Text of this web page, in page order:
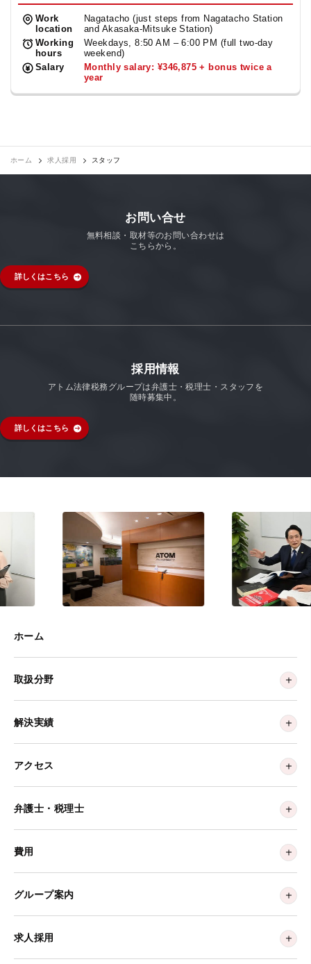
Work
location
Nagatacho (just steps from Nagatacho Station
and Akasaka-Mitsuke Station)
Working
hours
Weekdays, 8:50 AM – 6:00 PM (full two-day
weekend)
Salary
Monthly salary: ¥346,875 + bonus twice a
year
ホーム 求人採用 スタッフ
お問い合せ
無料相談・取材等のお問い合わせは
こちらから。
詳しくはこちら
採用情報
アトム法律税務グループは弁護士・税理士・スタッフを
随時募集中。
詳しくはこちら
ホーム
取扱分野
解決実績
アクセス
弁護士・税理士
費用
グループ案内
求人採用